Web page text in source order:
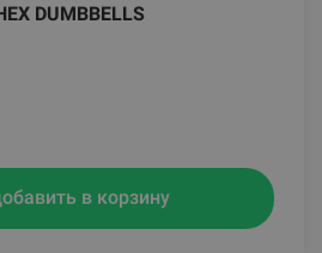
DUMBBELLS
в корзину